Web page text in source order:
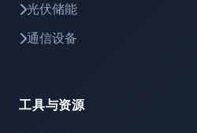
光伏储能
通信设备
工具与资源